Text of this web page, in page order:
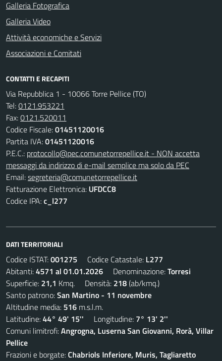
Galleria Fotografica
Galleria Video
Attività economiche e Servizi
Associazioni e Comitati
CONTATTI E RECAPITI
Via Repubblica 1 - 10066 Torre Pellice (TO)
Tel:0121.953221
Fax:0121.520011
Codice Fiscale:01451120016
Partita IVA:01451120016
P.E.C.: protocollo@pec.comunetorrepellice.it - NON accetta
messaggi da indirizzo di e-mail semplice ma solo da PEC
Email:segreteria@comunetorrepellice.it
Fatturazione Elettronica: UFDCC8
Codice IPA:c_l277
DATI TERRITORIALI
Codice ISTAT:001275 Codice Catastale: L277
Abitanti:4571 al 01.01.2026 Denominazione:Torresi
Superficie: 21,1 Kmq. Densità: 218(ab/kmq.)
Santo patrono:San Martino - 11 novembre
Altitudine media: 516 m.s.l.m.
Latitudine:44° 49' 15'' Longitudine: 7° 13' 2''
Comuni limitrofi:Angrogna, Luserna San Giovanni, Rorà, Villar
Pellice
Frazioni e borgate:Chabriols Inferiore, Muris, Tagliaretto